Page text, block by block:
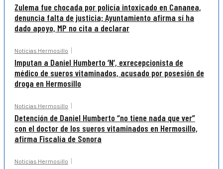
Zulema fue chocada por policía intoxicado en Cananea,
denuncia falta de justicia; Ayuntamiento afirma sí ha
dado apoyo, MP no cita a declarar
Noticias Hermosillo
Imputan a Daniel Humberto ‘N’, exrecepcionista de
médico de sueros vitaminados, acusado por posesión de
droga en Hermosillo
Noticias Hermosillo
Detención de Daniel Humberto “no tiene nada que ver”
con el doctor de los sueros vitaminados en Hermosillo,
afirma Fiscalía de Sonora
Noticias Hermosillo